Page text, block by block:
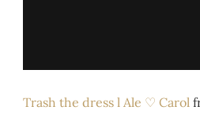
Trash the dress l Ale ♡ Carol